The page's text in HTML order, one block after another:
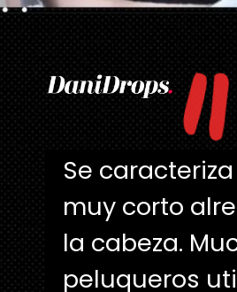
Abriendo...
Se
muy corto
la cabeza.
peluqueros
Se
muy corto
la cabeza.
peluqueros